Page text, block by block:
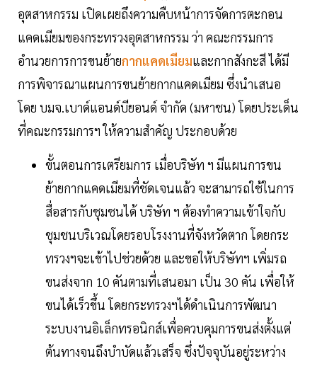
อุตสาหกรรม เปิดเผยถึงความคืบหน้าการจัดการตะกอน
แคดเมียมของกระทรวงอุตสาหกรรม ว่า คณะกรรมการ
อำนวยการการขนย้ายกากแคดเมียมและกากสังกะสี ได้มี
การพิจารณาแผนการขนย้ายกากแคดเมียม ซึ่งนำเสนอ
โดย บมจ.เบาด์แอนด์บียอนด์ จำกัด (มหาชน) โดยประเด็น
ที่คณะกรรมการฯ ให้ความสำคัญ ประกอบด้วย
ขั้นตอนการเตรียมการ เมื่อบริษัท ฯ มีแผนการขน
ย้ายกากแคดเมียมที่ชัดเจนแล้ว จะสามารถใช้ในการ
สื่อสารกับชุมชนได้ บริษัท ฯ ต้องทำความเข้าใจกับ
ชุมชนบริเวณโดยรอบโรงงานที่จังหวัดตาก โดยกระ
ทรวงฯจะเข้าไปช่วยด้วย และขอให้บริษัทฯ เพิ่มรถ
ขนส่งจาก 10 คันตามที่เสนอมา เป็น 30 คัน เพื่อให้
ขนได้เร็วขึ้น โดยกระทรวงฯได้ดำเนินการพัฒนา
ระบบงานอิเล็กทรอนิกส์เพื่อควบคุมการขนส่งตั้งแต่
ต้นทางจนถึงบำบัดแล้วเสร็จ ซึ่งปัจจุบันอยู่ระหว่าง